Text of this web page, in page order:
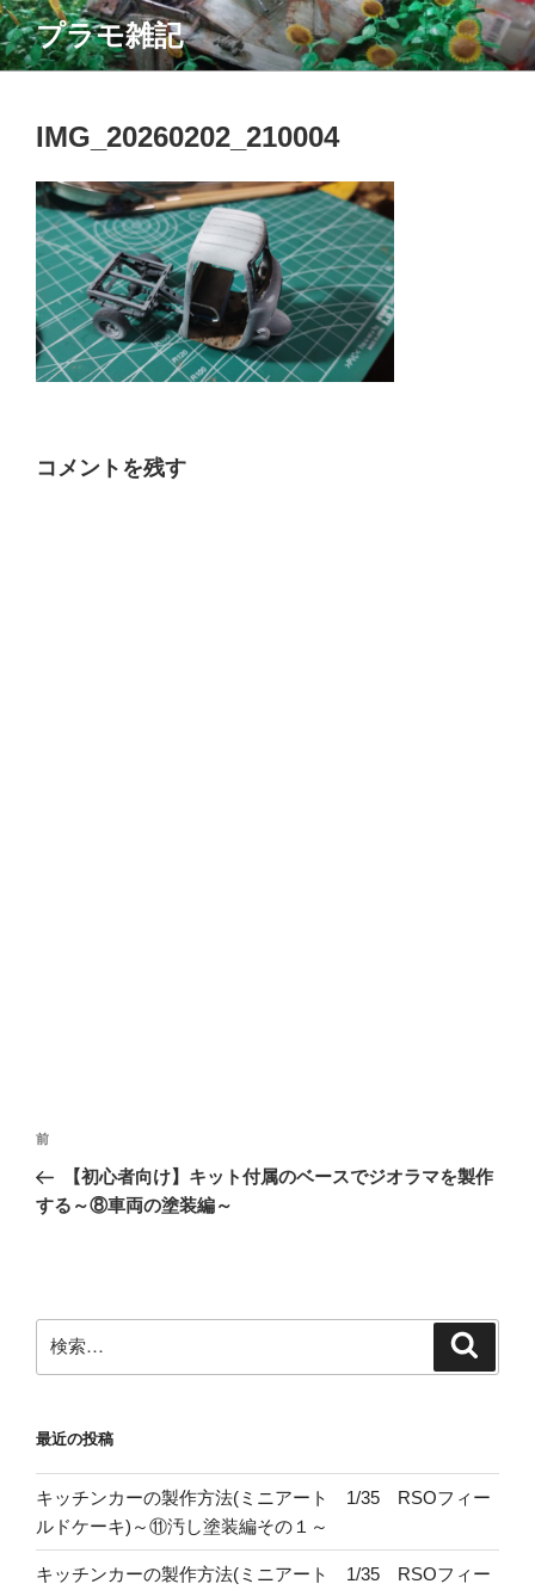
コ
ン
テ
プラモ雑記
IMG_20260202_210004
コメントを残す
投
ナ
シ
ョ
前
の
投
前
【初心者向け】キット付属のベースでジオラマを製作
する～⑧車両の塗装編～
索:
最近の投稿
キッチンカーの製作方法(ミニアート 1/35 RSOフィー
ルドケーキ)～⑪汚し塗装編その１～
キッチンカーの製作方法(ミニアート 1/35 RSOフィー